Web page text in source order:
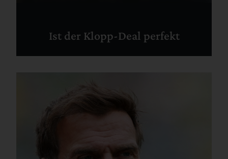
Ist der Klopp-Deal perfekt